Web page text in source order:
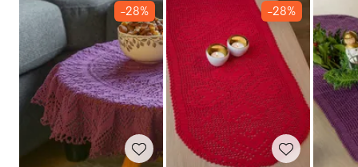
-28% -28%